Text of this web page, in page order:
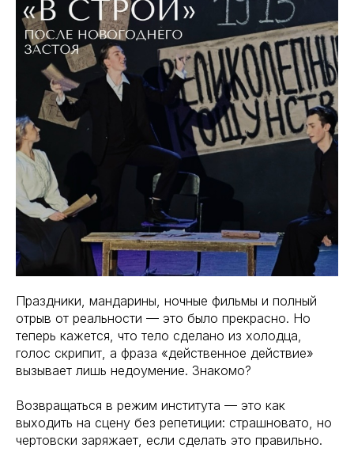
Праздники, мандарины, ночные фильмы и полный
отрыв от реальности — это было прекрасно. Но
теперь кажется, что тело сделано из холодца,
голос скрипит, а фраза «действенное действие»
вызывает лишь недоумение. Знакомо?
Возвращаться в режим института — это как
выходить на сцену без репетиции: страшновато, но
чертовски заряжает, если сделать это правильно.